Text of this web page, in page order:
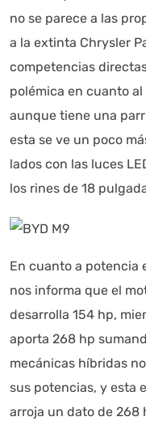
no se parece a las
a la extinta Chrysler
competencias directas
polémica en cuanto
aunque tiene una
esta se ve un poco
lados con las luces
los rines de 18
En cuanto a potencia
nos informa que el
desarrolla 154 hp,
aporta 268 hp
mecánicas híbridas
sus potencias, y esta
arroja un dato de 268
Autoanalítica IA
Estoy aquí para
buscando? "Este
información referencial
Asistente con IA en